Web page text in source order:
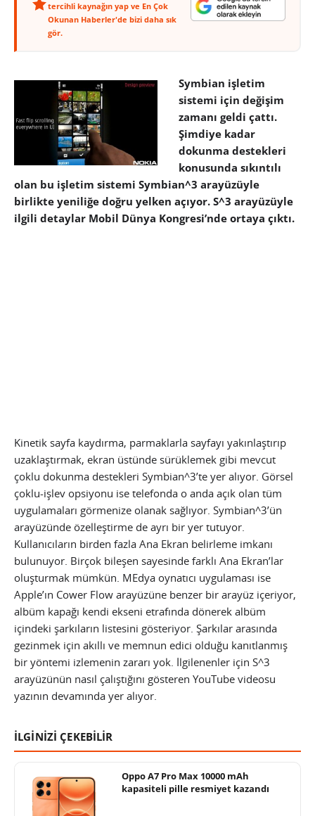
tercihli kaynağın yap ve En Çok
Okunan Haberler'de bizi daha sık
gör.
Symbian işletim
sistemi için değişim
zamanı geldi çattı.
Şimdiye kadar
dokunma destekleri
konusunda sıkıntılı
olan bu işletim sistemi Symbian^3 arayüzüyle
birlikte yeniliğe doğru yelken açıyor. S^3 arayüzüyle
ilgili detaylar Mobil Dünya Kongresi’nde ortaya çıktı.
Kinetik sayfa kaydırma, parmaklarla sayfayı yakınlaştırıp
uzaklaştırmak, ekran üstünde sürüklemek gibi mevcut
çoklu dokunma destekleri Symbian^3’te yer alıyor. Görsel
çoklu-işlev opsiyonu ise telefonda o anda açık olan tüm
uygulamaları görmenize olanak sağlıyor. Symbian^3’ün
arayüzünde özelleştirme de ayrı bir yer tutuyor.
Kullanıcıların birden fazla Ana Ekran belirleme imkanı
bulunuyor. Birçok bileşen sayesinde farklı Ana Ekran’lar
oluşturmak mümkün. MEdya oynatıcı uygulaması ise
Apple’ın Cower Flow arayüzüne benzer bir arayüz içeriyor,
albüm kapağı kendi ekseni etrafında dönerek albüm
içindeki şarkıların listesini gösteriyor. Şarkılar arasında
gezinmek için akıllı ve memnun edici olduğu kanıtlanmış
bir yöntemi izlemenin zararı yok. İlgilenenler için S^3
arayüzünün nasıl çalıştığını gösteren YouTube videosu
yazının devamında yer alıyor.
İLGİNİZİ ÇEKEBİLİR
Oppo A7 Pro Max 10000 mAh
kapasiteli pille resmiyet kazandı